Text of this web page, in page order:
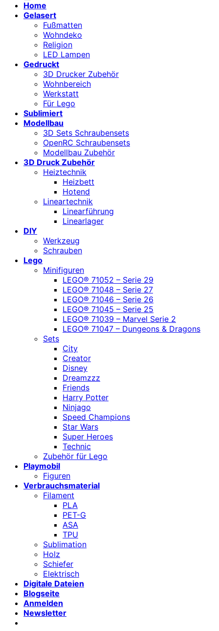
Home
Gelasert
Fußmatten
Wohndeko
Religion
LED Lampen
Gedruckt
3D Drucker Zubehör
Wohnbereich
Werkstatt
Für Lego
Sublimiert
Modellbau
3D Sets Schraubensets
OpenRC Schraubensets
Modellbau Zubehör
3D Druck Zubehör
Heiztechnik
Heizbett
Hotend
Lineartechnik
Linearführung
Linearlager
DIY
Werkzeug
Schrauben
Lego
Minifiguren
LEGO® 71052 – Serie 29
LEGO® 71048 – Serie 27
LEGO® 71046 – Serie 26
LEGO® 71045 – Serie 25
LEGO® 71039 – Marvel Serie 2
LEGO® 71047 – Dungeons & Dragons
Sets
City
Creator
Disney
Dreamzzz
Friends
Harry Potter
Ninjago
Speed Champions
Star Wars
Super Heroes
Technic
Zubehör für Lego
Playmobil
Figuren
Verbrauchsmaterial
Filament
PLA
PET-G
ASA
TPU
Sublimation
Holz
Schiefer
Elektrisch
Digitale Dateien
Blogseite
Anmelden
Newsletter